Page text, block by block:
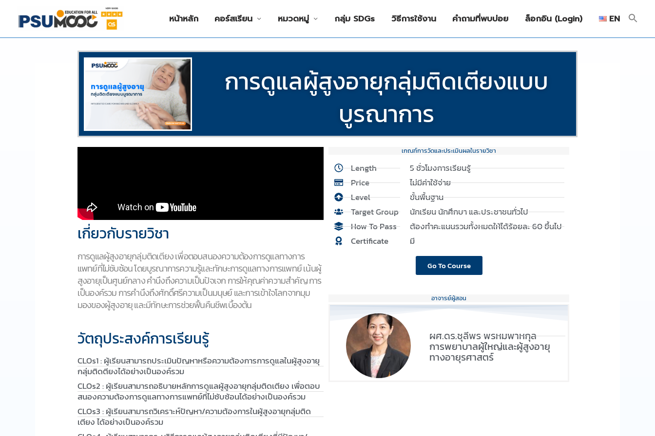
content
หน้าหลัก คอร์สเรียน หมวดหมู่ กลุ่ม SDGs วิธีการใช้งาน คำถามที่พบบ่อย ล็อกอิน (Login) EN
Health,SDG10,SDG3/ ByKANJANA KAEWSATIAN
การดูแลผู้สูงอายุกลุ่มติดเตียงแบบ
บูรณาการ
เกี่ยวกับรายวิชา
การดูแลผู้สูงอายุกลุ่มติดเตียง เพื่อตอบสนองความต้องการดูแลทางการ
แพทย์ที่ไม่ซับซ้อน โดยบูรณาการความรู้และทักษะการดูแลทางการแพทย์ เน้นผู้
สูงอายุเป็นศูนย์กลาง คำนึงถึงความเป็นปัจเจก การให้คุณค่าความสำคัญ การ
เป็นองค์รวม การคำนึงถึงศักดิ์ศรีความเป็นมนุษย์ และการเข้าใจโลกจากมุม
มองของผู้สูงอายุ และมีทักษะการช่วยฟื้นคืนชีพเบื้องต้น
วัตถุประสงค์การเรียนรู้
CLOs1 : ผู้เรียนสามารถประเมินปัญหาหรือความต้องการการดูแลในผู้สูงอายุ
กลุ่มติดตียงได้อย่างเป็นองค์รวม
CLOs2 : ผู้เรียนสามารถอธิบายหลักการดูแลผู้สูงอายุกลุ่มติดเตียง เพื่อตอบ
สนองความต้องการดูแลทางการแพทย์ที่ไม่ซับซ้อนได้อย่างเป็นองค์รวม
CLOs3 : ผู้เรียนสามารถวิเคราะห์ปัญหา/ความต้องการในผู้สูงอายุกลุ่มติด
เตียง ได้อย่างเป็นองค์รวม
เกณฑ์การวัดและประเมินผลในรายวิชา
Length
Price
Level
Target Group
How To Pass
Certificate
5 ชั่วโมงการเรียนรู้
ไม่มีค่าใช้จ่าย
ขั้นพื้นฐาน
นักเรียน นักศึกษา และประชาชนทั่วไป
ต้องทำคะแนนรวมทั้งหมดให้ได้ร้อยละ 60 ขึ้นไป
มี
Go To Course
อาจารย์ผู้สอน
ผศ.ดร.ชุลีพร พรหมพาหกุล
การพยาบาลผู้ใหญ่และผู้สูงอายุ
ทางอายุรศาสตร์